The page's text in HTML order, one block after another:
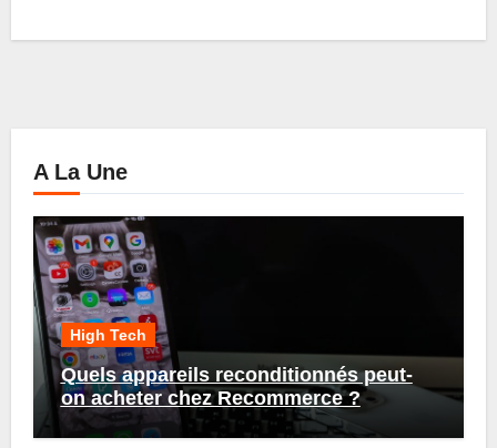
A La Une
High Tech
Quels appareils reconditionnés peut-
on acheter chez Recommerce ?